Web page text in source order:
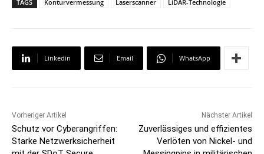
TAGS Konturvermessung Laserscanner LiDAR-Technologie
Linkedin Email WhatsApp
Vorheriger Artikel
Schutz vor Cyberangriffen:
Starke Netzwerksicherheit
Nächster Artikel
Zuverlässiges und effizientes
Verlöten von Nickel- und